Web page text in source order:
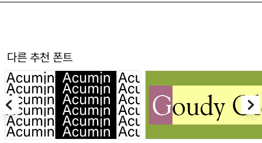
다른 추천 폰트